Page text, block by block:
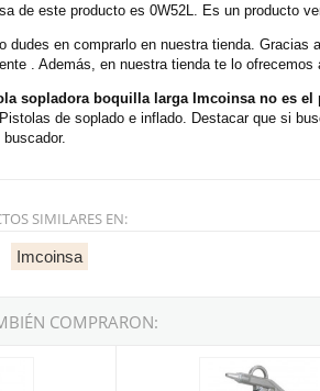
de este producto es 0W52L. Es un producto
dudes en comprarlo en nuestra tienda.
. Además, en nuestra tienda te lo ofrecemos
sopladora boquilla larga Imcoinsa no es el
de soplado e inflado. Destacar que si
SIMILARES EN:
Imcoinsa
COMPRARON: